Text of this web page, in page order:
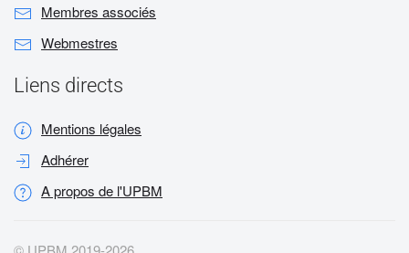
Membres associés
Webmestres
Liens directs
Mentions légales
Adhérer
A propos de l'UPBM